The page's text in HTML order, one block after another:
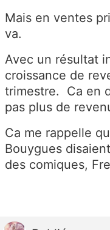
Mais en ventes
va.
Avec un résultat
croissance de
trimestre. Ca en
pas plus de
Ca me rappelle
Bouygues
des comiques,